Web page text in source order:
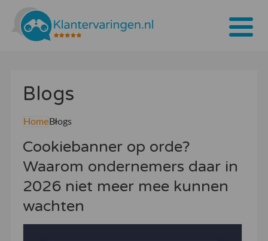
Tarieven
Bedrijven
Over ons
Blogs
Blogs
Home Blogs
Cookiebanner op orde?
Waarom ondernemers daar in
2026 niet meer mee kunnen
wachten